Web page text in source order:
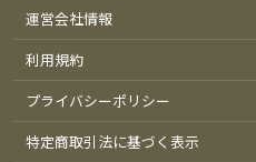
運営会社情報
利用規約
プライバシーポリシー
特定商取引法に基づく表示